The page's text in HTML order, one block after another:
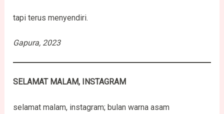
tapi terus menyendiri.
Gapura, 2023
SELAMAT MALAM, INSTAGRAM
selamat malam, instagram; bulan warna asam